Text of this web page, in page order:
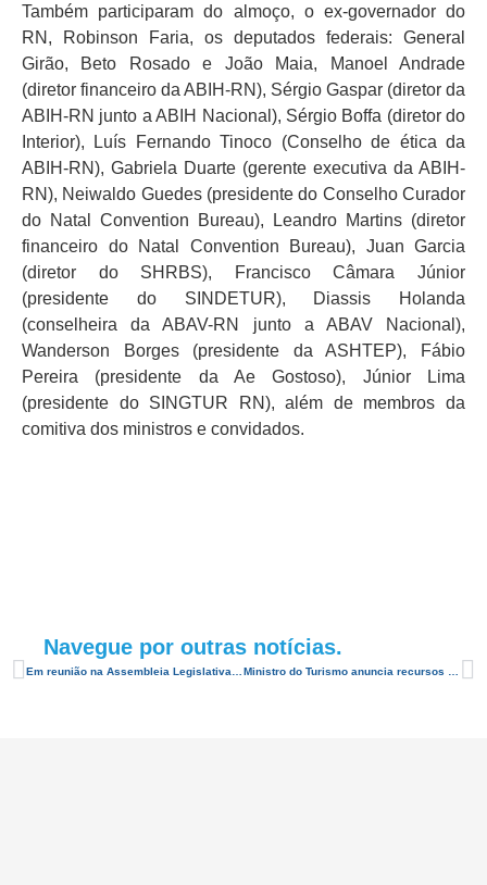
Também participaram do almoço, o ex-governador do
RN, Robinson Faria, os deputados federais: General
Girão, Beto Rosado e João Maia, Manoel Andrade
(diretor financeiro da ABIH-RN), Sérgio Gaspar (diretor da
ABIH-RN junto a ABIH Nacional), Sérgio Boffa (diretor do
Interior), Luís Fernando Tinoco (Conselho de ética da
ABIH-RN), Gabriela Duarte (gerente executiva da ABIH-
RN), Neiwaldo Guedes (presidente do Conselho Curador
do Natal Convention Bureau), Leandro Martins (diretor
financeiro do Natal Convention Bureau), Juan Garcia
(diretor do SHRBS), Francisco Câmara Júnior
(presidente do SINDETUR), Diassis Holanda
(conselheira da ABAV-RN junto a ABAV Nacional),
Wanderson Borges (presidente da ASHTEP), Fábio
Pereira (presidente da Ae Gostoso), Júnior Lima
(presidente do SINGTUR RN), além de membros da
comitiva dos ministros e convidados.
Navegue por outras notícias.